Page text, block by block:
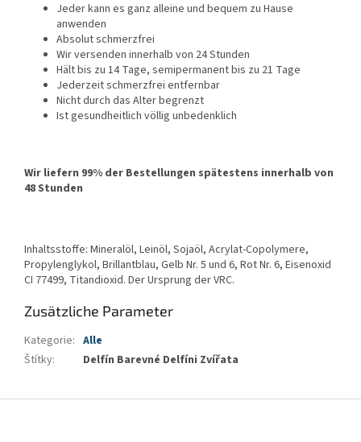
Jeder kann es ganz alleine und bequem zu Hause
anwenden
Absolut schmerzfrei
Wir versenden innerhalb von 24 Stunden
Hält bis zu 14 Tage, semipermanent bis zu 21 Tage
Jederzeit schmerzfrei entfernbar
Nicht durch das Alter begrenzt
Ist gesundheitlich völlig unbedenklich
Wir liefern 99% der Bestellungen spätestens innerhalb von
48 Stunden
Inhaltsstoffe: Mineralöl, Leinöl, Sojaöl, Acrylat-Copolymere,
Propylenglykol, Brillantblau, Gelb Nr. 5 und 6, Rot Nr. 6, Eisenoxid
CI 77499, Titandioxid. Der Ursprung der VRC.
Zusätzliche Parameter
Kategorie: Alle
Štítky: Delfín Barevné Delfíni Zvířata